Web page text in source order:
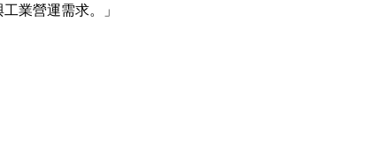
業營運需求。」